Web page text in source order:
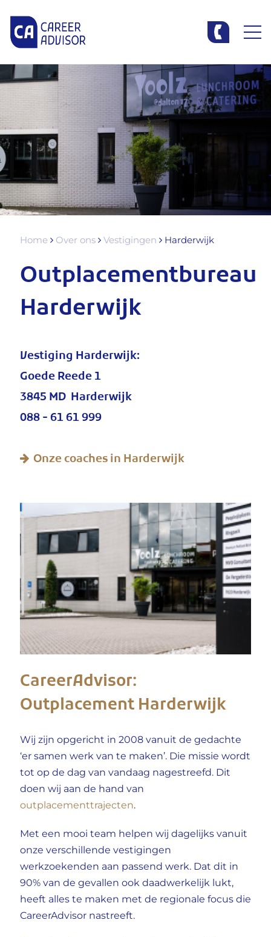
Home Over ons Vestigingen Harderwijk
Outplacementbureau
Harderwijk
Vestiging Harderwijk:
Goede Reede 1
3845 MD Harderwijk
088 - 61 61 999
Onze coaches in Harderwijk
CareerAdvisor:
Outplacement Harderwijk
Wij zijn opgericht in 2008 vanuit de gedachte
‘er samen werk van te maken’. Die missie wordt
tot op de dag van vandaag nagestreefd. Dit
doen wij aan de hand van
outplacementtrajecten.
Met een mooi team helpen wij dagelijks vanuit
onze verschillende vestigingen
werkzoekenden aan passend werk. Dat dit in
90% van de gevallen ook daadwerkelijk lukt,
heeft alles te maken met de regionale focus die
CareerAdvisor nastreeft.